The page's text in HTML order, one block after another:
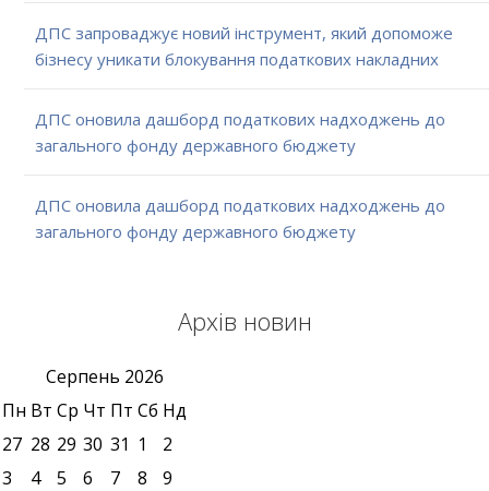
ДПС запроваджує новий інструмент, який допоможе
бізнесу уникати блокування податкових накладних
ДПС оновила дашборд податкових надходжень до
загального фонду державного бюджету
ДПС оновила дашборд податкових надходжень до
загального фонду державного бюджету
Архів новин
Серпень 2026
Пн Вт Ср Чт Пт Сб Нд
27 28 29 30 31 1
2
3
4 5 6 7 8
9